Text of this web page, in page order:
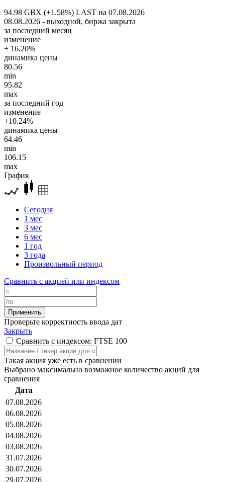
94.98 GBX (+1.58%) LAST на 07.08.2026
08.08.2026 - выходной, биржа закрыта
за последний месяц
изменение
+ 16.20%
динамика цены
80.56
min
95.82
max
за последний год
изменение
+10.24%
динамика цены
64.46
min
106.15
max
График
Сегодня
1 мес
3 мес
6 мес
1 год
3 года
Произвольный период
Сравнить с акцией или индексом
Проверьте корректность ввода дат
Закрыть
Сравнить с индексом: FTSE 100
Такая акция уже есть в сравнении
Выбрано максимально возможное количество акций для
сравнения
Дата
07.08.2026
06.08.2026
05.08.2026
04.08.2026
03.08.2026
31.07.2026
30.07.2026
29.07.2026